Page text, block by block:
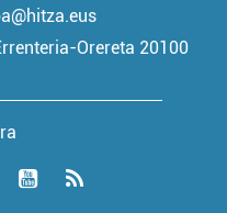
Orereta 20100